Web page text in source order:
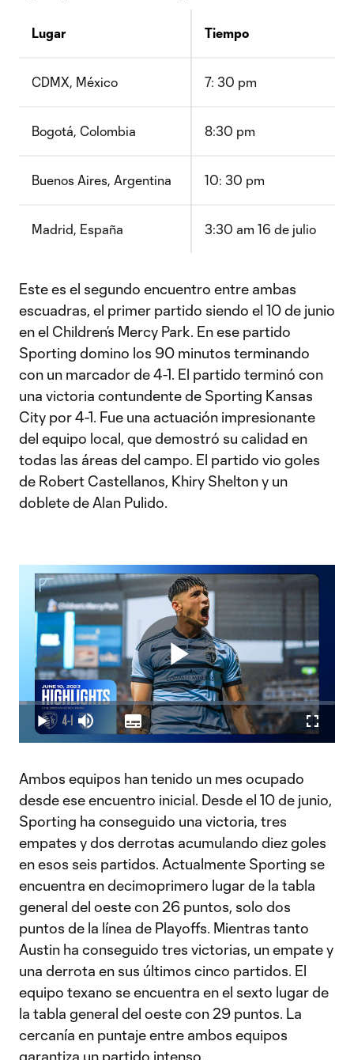
Lugar Tiempo
CDMX, México 7: 30 pm
Bogotá, Colombia 8:30 pm
Buenos Aires, Argentina 10: 30 pm
Madrid, España 3:30 am 16 de julio
Este es el segundo encuentro entre ambas
escuadras, el primer partido siendo el 10 de junio
en el Children’s Mercy Park. En ese partido
Sporting domino los 90 minutos terminando
con un marcador de 4-1. El partido terminó con
una victoria contundente de Sporting Kansas
City por 4-1. Fue una actuación impresionante
del equipo local, que demostró su calidad en
todas las áreas del campo. El partido vio goles
de Robert Castellanos, Khiry Shelton y un
doblete de Alan Pulido.
Play
Video
Play Mute
Loaded:
2.38%
Subtitles
Ambos equipos han tenido un mes ocupado
desde ese encuentro inicial. Desde el 10 de junio,
Sporting ha conseguido una victoria, tres
empates y dos derrotas acumulando diez goles
en esos seis partidos. Actualmente Sporting se
encuentra en decimoprimero lugar de la tabla
general del oeste con 26 puntos, solo dos
puntos de la línea de Playoffs. Mientras tanto
Austin ha conseguido tres victorias, un empate y
una derrota en sus últimos cinco partidos. El
equipo texano se encuentra en el sexto lugar de
la tabla general del oeste con 29 puntos. La
cercanía en puntaje entre ambos equipos
garantiza un partido intenso.